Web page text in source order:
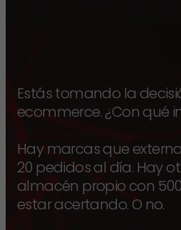
Estás tomando la
ecommerce. ¿Con qué
Hay marcas que
20 pedidos al día. Hay
almacén propio con
estar acertando. O no.